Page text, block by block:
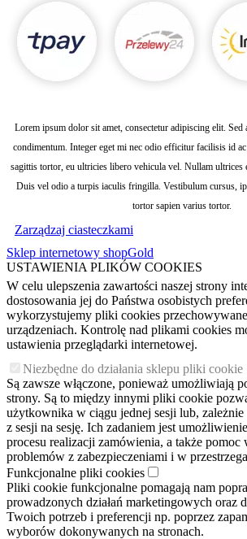
Lorem ipsum dolor sit amet, consectetur adipiscing elit. Sed
condimentum. Integer eget mi nec odio efficitur facilisis id
sagittis tortor, eu ultricies libero vehicula vel. Nullam ultrices
Duis vel odio a turpis iaculis fringilla. Vestibulum cursus,
tortor sapien varius tortor.
Zarządzaj ciasteczkami
Sklep internetowy shopGold
USTAWIENIA PLIKÓW COOKIES
W celu ulepszenia zawartości naszej strony
dostosowania jej do Państwa osobistych
wykorzystujemy pliki cookies
urządzeniach. Kontrolę nad plikami cookies
ustawienia przeglądarki internetowej.
Niezbędne do działania sklepu pliki cookie
Są zawsze włączone, ponieważ umożliwiają
strony. Są to między innymi pliki cookie
użytkownika w ciągu jednej sesji lub,
z sesji na sesję. Ich zadaniem jest
procesu realizacji zamówienia, a także
problemów z zabezpieczeniami i w
Funkcjonalne pliki cookies
Pliki cookie funkcjonalne pomagają nam
prowadzonych działań marketingowych oraz
Twoich potrzeb i preferencji np. poprzez
wyborów dokonywanych na stronach.